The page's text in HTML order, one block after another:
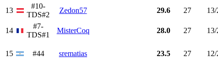
13
#10-
TDS#2
Zedon57 29.6 27 13/
14
#7-
TDS#1
MisterCoq 28.0 27 13/
15 #44 srematias 23.5 27 12/